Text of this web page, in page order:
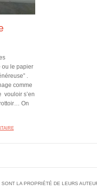
ou le papier
.
comme
vouloir s’en
On
LA PROPRIÉTÉ DE LEURS